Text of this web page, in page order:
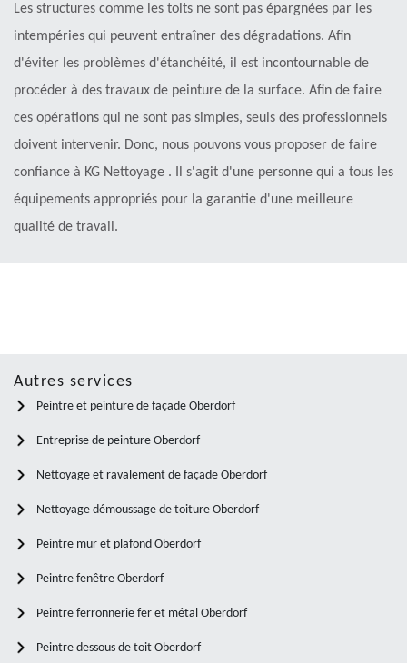
Les structures comme les toits ne sont pas épargnées par les
intempéries qui peuvent entraîner des dégradations. Afin
d'éviter les problèmes d'étanchéité, il est incontournable de
procéder à des travaux de peinture de la surface. Afin de faire
ces opérations qui ne sont pas simples, seuls des professionnels
doivent intervenir. Donc, nous pouvons vous proposer de faire
confiance à KG Nettoyage . Il s'agit d'une personne qui a tous les
équipements appropriés pour la garantie d'une meilleure
qualité de travail.
Autres services
Peintre et peinture de façade Oberdorf
Entreprise de peinture Oberdorf
Nettoyage et ravalement de façade Oberdorf
Nettoyage démoussage de toiture Oberdorf
Peintre mur et plafond Oberdorf
Peintre fenêtre Oberdorf
Peintre ferronnerie fer et métal Oberdorf
Peintre dessous de toit Oberdorf